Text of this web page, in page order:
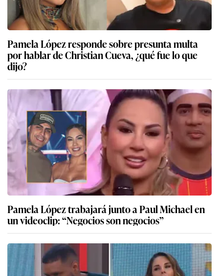
Pamela López responde sobre presunta multa
por hablar de Christian Cueva, ¿qué fue lo que
dijo?
Pamela López trabajará junto a Paul Michael en
un videoclip: “Negocios son negocios”